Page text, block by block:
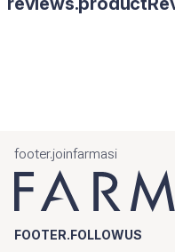
footer.joinfarmasi
FOOTER.FOLLOWUS